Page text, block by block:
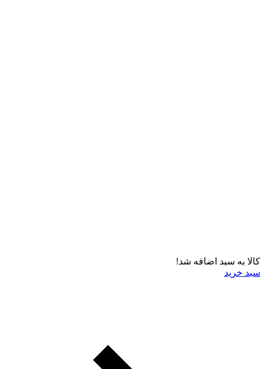
کالا به سبد اضافه شد!
سبد خرید